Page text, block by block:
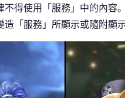
不得使用「服務」中的內容
造「服務」所顯示或隨附顯